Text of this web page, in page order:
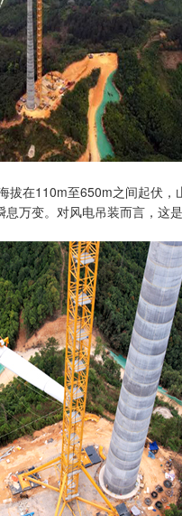
在110m至650m之间起伏
万变。对风电吊装而言，这是